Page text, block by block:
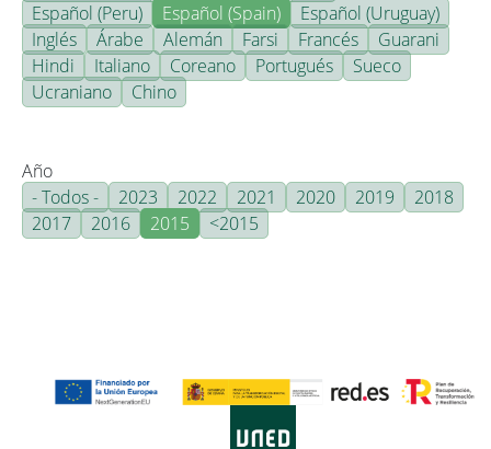
Español (Peru)
Español (Spain)
Español (Uruguay)
Inglés
Árabe Alemán Farsi Francés
Guarani
Hindi
Italiano Coreano Portugués
Sueco
Ucraniano
Chino
Año
- Todos -
2023 2022 2021 2020 2019
2018
2017
2016 2015 <2015